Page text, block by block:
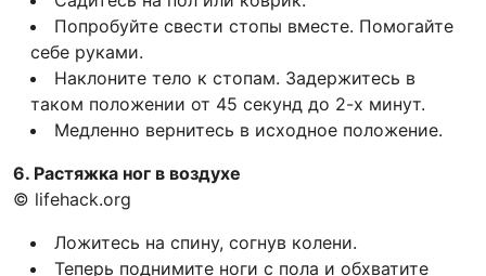
Попробуйте свести стопы вместе. Помогайте
себе руками.
Наклоните тело к стопам. Задержитесь в
таком положении от 45 секунд до 2-х минут.
Медленно вернитесь в исходное положение.
6. Растяжка ног в воздухе
© lifehack.org
Ложитесь на спину, согнув колени.
Теперь поднимите ноги с пола и обхватите